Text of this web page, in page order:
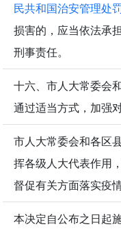
民共和国治安管理处罚
损害的，应当依法承
刑事责任。
十六、市人大常委会
通过适当方式，加强
市人大常委会和各区
挥各级人大代表作用
督促有关方面落实疫
本决定自公布之日起施